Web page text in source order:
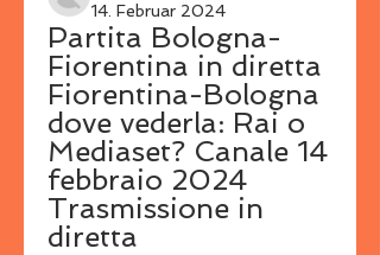
14. Februar 2024
Partita Bologna-
Fiorentina in diretta
Fiorentina-Bologna
dove vederla: Rai o
Mediaset? Canale 14
febbraio 2024
Trasmissione in
diretta